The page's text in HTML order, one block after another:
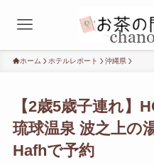
ホーム ホテルレポート 沖縄県
【2歳5歳子連れ】
琉球温泉 波之上の
Hafhで予約